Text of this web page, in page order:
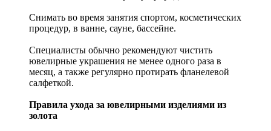
Снимать во время занятия спортом, косметических
процедур, в ванне, сауне, бассейне.
Специалисты обычно рекомендуют чистить
ювелирные украшения не менее одного раза в
месяц, а также регулярно протирать фланелевой
салфеткой.
Правила ухода за ювелирными изделиями из
золота